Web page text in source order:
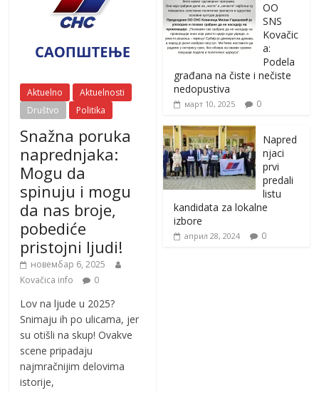
Aktuelno
Aktuelnosti
Društvo
Politika
Snažna poruka
naprednjaka:
Mogu da
spinuju i mogu
da nas broje,
pobediće
pristojni ljudi!
новембар 6, 2025
Kovačica info
0
Lov na ljude u 2025?
Snimaju ih po ulicama, jer
su otišli na skup! Ovakve
scene pripadaju
najmračnijim delovima
istorije,
OO
SNS
Kovačic
a:
Podela
građana na čiste i nečiste
nedopustiva
март 10, 2025 0
Napred
njaci
prvi
predali
listu
kandidata za lokalne
izbore
април 28, 2024 0